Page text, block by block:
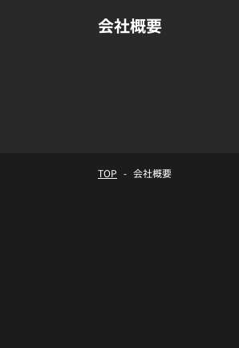
会社概要
TOP 会社概要